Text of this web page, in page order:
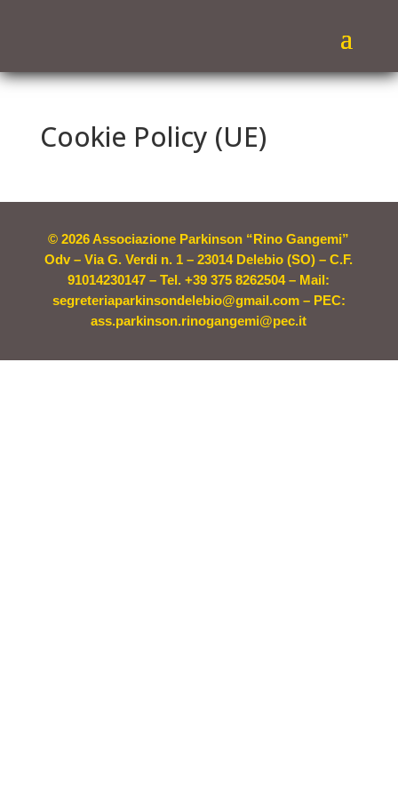
Cookie Policy (UE)
© 2026 Associazione Parkinson “Rino Gangemi”
Odv – Via G. Verdi n. 1 – 23014 Delebio (SO) – C.F.
91014230147 – Tel. +39 375 8262504 – Mail:
segreteriaparkinsondelebio@gmail.com – PEC:
ass.parkinson.rinogangemi@pec.it